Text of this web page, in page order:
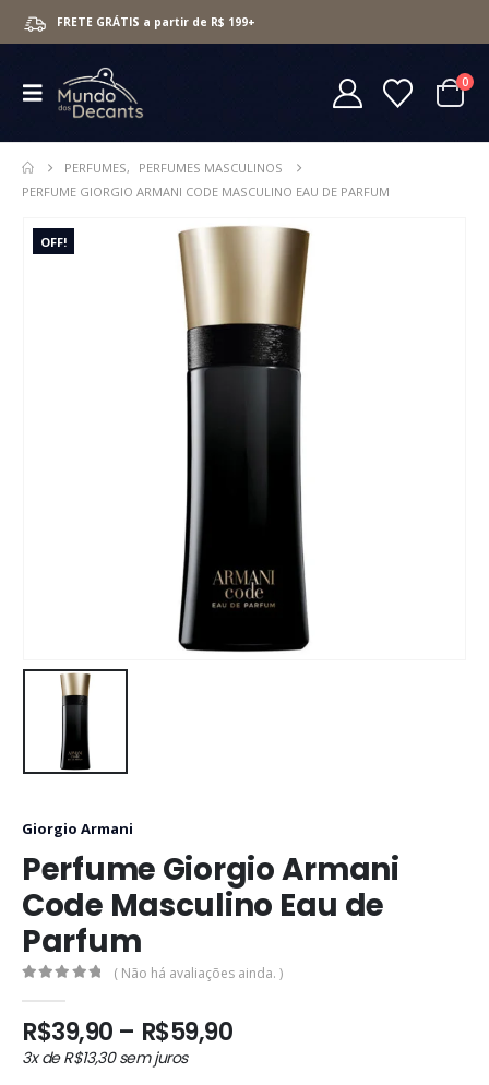
FRETE GRÁTIS a partir de R$ 199+
0
PERFUMES,
PERFUMES MASCULINOS
PERFUME GIORGIO ARMANI CODE MASCULINO EAU DE PARFUM
OFF!
Giorgio Armani
Perfume Giorgio Armani
Code Masculino Eau de
Parfum
( Não há avaliações ainda. )
R$39,90 – R$59,90Faixa
3x deR$13,30sem juros